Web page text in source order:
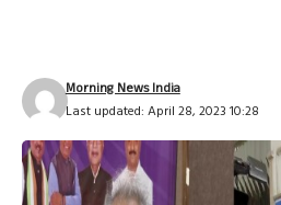
Last updated: April 28, 2023 10:28
Morning News India